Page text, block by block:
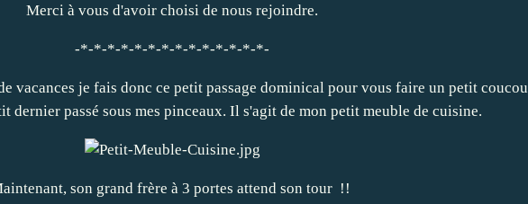
Merci à vous d'avoir choisi de nous rejoindre.
-*-*-*-*-*-*-*-*-*-*-*-*-*-*-
vacances je fais donc ce petit passage dominical pour vous faire un petit coucou
dernier passé sous mes pinceaux. Il s'agit de mon petit meuble de cuisine.
son grand frère à 3 portes attend son tour !!